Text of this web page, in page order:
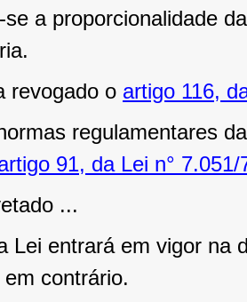
se a proporcionalidade
revogado o artigo 116,
regulamentares
91, da Lei n° 7.051/
...
Lei entrará em vigor na
contrário.